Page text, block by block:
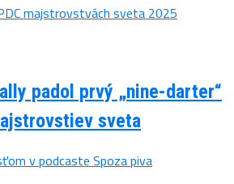
padol prvý „nine-darter“
sveta